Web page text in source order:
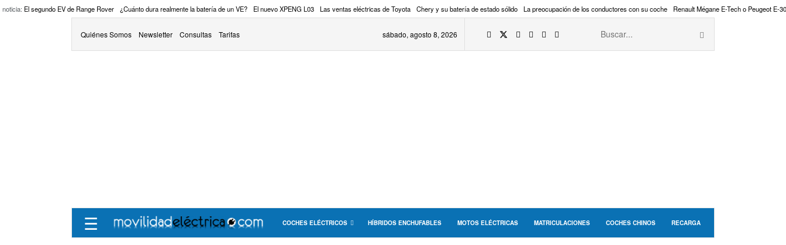
noticia: El segundo EV de Range Rover ¿Cuánto dura realmente la batería de un VE? El nuevo XPENG L03 Las ventas eléctricas de Toyota Chery y su batería de estado sólido La preocupación de los conductores con su coche Renault Mégane E-Tech o Peugeot E-
Quiénes Somos Newsletter Consultas Tarifas sábado, agosto 8, 2026
☰ COCHES ELÉCTRICOS HÍBRIDOS ENCHUFABLES MOTOS ELÉCTRICAS MATRICULACIONES COCHES CHINOS RECARGA